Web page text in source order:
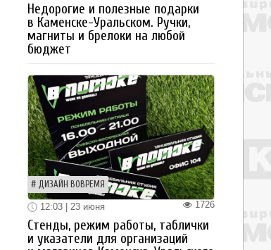
Недорогие и полезные подарки
в Каменске-Уральском. Ручки,
магниты и брелоки на любой
бюджет
ДИЗАЙН ВОВРЕМЯ
1726
12:03 | 23 июня
Стенды, режим работы, таблички
и указатели для организаций